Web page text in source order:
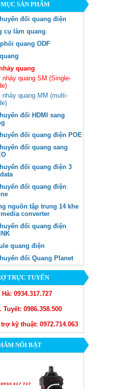
viên có trình độ
tận tình hết mình vì
SẢN PHẨM
đổi quang điện
cụ làm quang
quang ODF
quang
nhảy quang SM (Single-
nhảy quang MM (multi-
đổi HDMI sang
đổi quang điện POE
đổi quang sang
đổi quang điện 3
đổi quang điện
nguồn tập trung 14 khe
converter
đổi quang điện
quang điện
đổi Quang Planet
TRỰC TUYẾN
Hà: 0934.317.727
Tuyết: 0986.358.500
trợ kỹ thuật: 0972.714.063
NỔI BẬT